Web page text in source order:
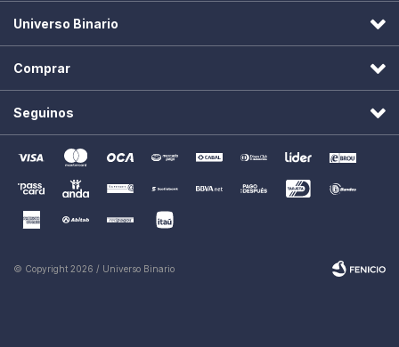
Universo Binario
Comprar
Seguinos
© Copyright 2026 / Universo Binario